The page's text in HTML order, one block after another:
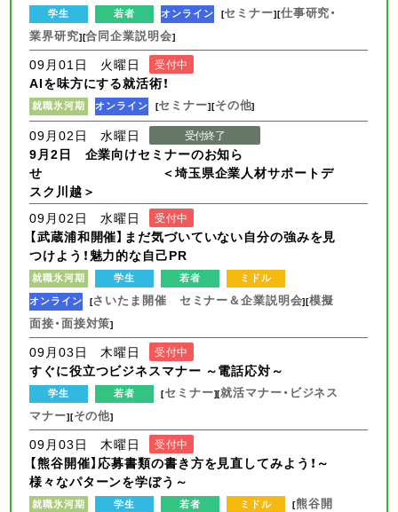
学生 若者 オンライン [セミナー][仕事研究・
業界研究][合同企業説明会]
09月01日 火曜日 受付中
AIを味方にする就活術！
就職氷河期 オンライン [セミナー][その他]
09月02日 水曜日 受付終了
9月2日 企業向けセミナーのお知ら
せ ＜埼玉県企業人材サポートデ
スク川越＞
09月02日 水曜日
受付中
【武蔵浦和開催】まだ気づいていない自分の強みを見
つけよう！魅力的な自己PR
就職氷河期 学生 若者
ミドル
オンライン [さいたま開催 セミナー＆企業説明会][模擬
面接・面接対策]
09月03日 木曜日 受付中
すぐに役立つビジネスマナー ～電話応対～
学生 若者 [セミナー][就活マナー・ビジネス
マナー][その他]
09月03日 木曜日 受付中
【熊谷開催】応募書類の書き方を見直してみよう！～
様々なパターンを学ぼう～
就職氷河期 学生 若者 ミドル [熊谷開